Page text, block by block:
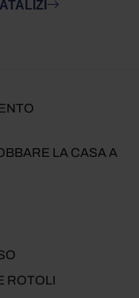
LA CASA A
ROTOLI